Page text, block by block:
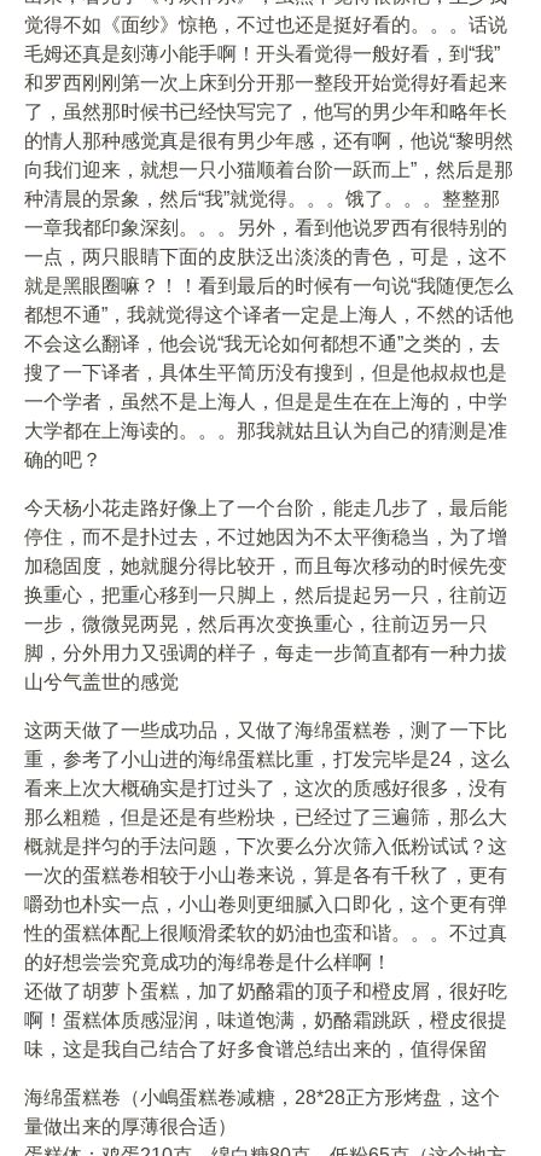
觉得不如《面纱》惊艳，不过也还是挺好看的。。。话说
毛姆还真是刻薄小能手啊！开头看觉得一般好看，到“我”
和罗西刚刚第一次上床到分开那一整段开始觉得好看起来
了，虽然那时候书已经快写完了，他写的男少年和略年长
的情人那种感觉真是很有男少年感，还有啊，他说“黎明然
向我们迎来，就想一只小猫顺着台阶一跃而上”，然后是那
种清晨的景象，然后“我”就觉得。。。饿了。。。整整那
一章我都印象深刻。。。另外，看到他说罗西有很特别的
一点，两只眼睛下面的皮肤泛出淡淡的青色，可是，这不
就是黑眼圈嘛？！！看到最后的时候有一句说“我随便怎么
都想不通”，我就觉得这个译者一定是上海人，不然的话他
不会这么翻译，他会说“我无论如何都想不通”之类的，去
搜了一下译者，具体生平简历没有搜到，但是他叔叔也是
一个学者，虽然不是上海人，但是是生在在上海的，中学
大学都在上海读的。。。那我就姑且认为自己的猜测是准
确的吧？
今天杨小花走路好像上了一个台阶，能走几步了，最后能
停住，而不是扑过去，不过她因为不太平衡稳当，为了增
加稳固度，她就腿分得比较开，而且每次移动的时候先变
换重心，把重心移到一只脚上，然后提起另一只，往前迈
一步，微微晃两晃，然后再次变换重心，往前迈另一只
脚，分外用力又强调的样子，每走一步简直都有一种力拔
山兮气盖世的感觉
这两天做了一些成功品，又做了海绵蛋糕卷，测了一下比
重，参考了小山进的海绵蛋糕比重，打发完毕是24，这么
看来上次大概确实是打过头了，这次的质感好很多，没有
那么粗糙，但是还是有些粉块，已经过了三遍筛，那么大
概就是拌匀的手法问题，下次要么分次筛入低粉试试？这
一次的蛋糕卷相较于小山卷来说，算是各有千秋了，更有
嚼劲也朴实一点，小山卷则更细腻入口即化，这个更有弹
性的蛋糕体配上很顺滑柔软的奶油也蛮和谐。。。不过真
的好想尝尝究竟成功的海绵卷是什么样啊！
还做了胡萝卜蛋糕，加了奶酪霜的顶子和橙皮屑，很好吃
啊！蛋糕体质感湿润，味道饱满，奶酪霜跳跃，橙皮很提
味，这是我自己结合了好多食谱总结出来的，值得保留
海绵蛋糕卷（小嶋蛋糕卷减糖，28*28正方形烤盘，这个
量做出来的厚薄很合适）